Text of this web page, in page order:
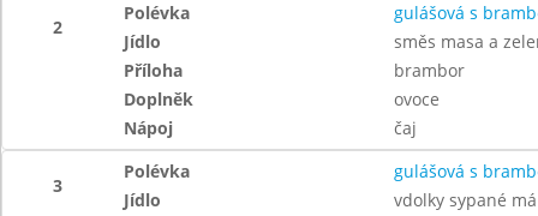
2
Polévka
gulášová s
Jídlo
směs masa a
Příloha
brambor
Doplněk
ovoce
Nápoj
čaj
3
Polévka
gulášová s
Jídlo
vdolky sypané